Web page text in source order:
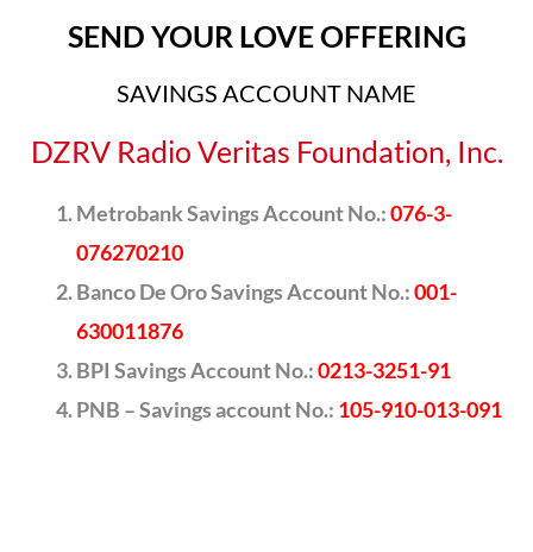
SEND YOUR LOVE OFFERING
SAVINGS ACCOUNT NAME
DZRV Radio Veritas Foundation, Inc.
Metrobank Savings Account No.:076-3-
076270210
Banco De Oro Savings Account No.:001-
630011876
BPI Savings Account No.:0213-3251-91
PNB – Savings account No.: 105-910-013-091